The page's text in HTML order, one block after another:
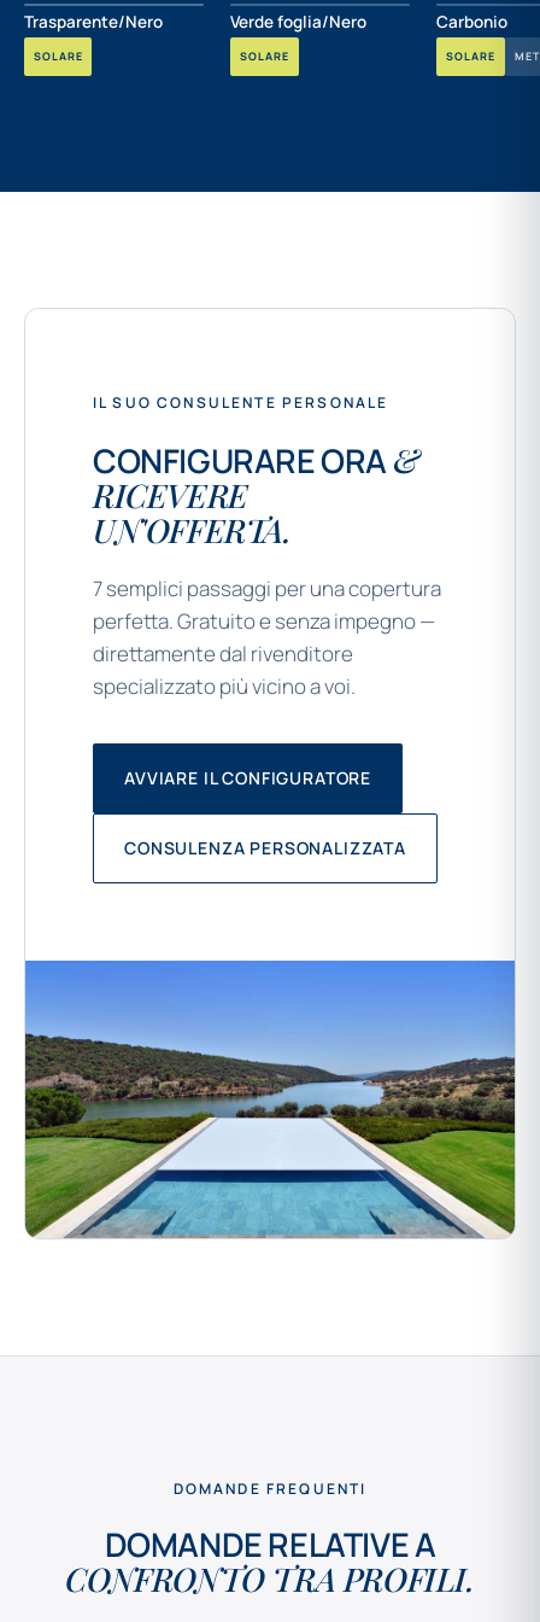
Trasparente/Nero
SOLARE
Verde foglia/Nero
SOLARE
Carbonio
SOLARE
IL SUO CONSULENTE PERSONALE
CONFIGURARE ORA&
RICEVERE
UN'OFFERTA.
7 semplici passaggi per una copertura
perfetta. Gratuito e senza impegno —
direttamente dal rivenditore
specializzato più vicino a voi.
AVVIARE IL CONFIGURATORE
CONSULENZA PERSONALIZZATA
DOMANDE FREQUENTI
DOMANDE RELATIVE A
CONFRONTO TRA PROFILI.